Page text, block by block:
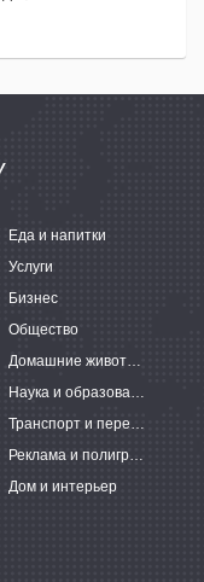
Еда и напитки
Услуги
Бизнес
Общество
Домашние животные
Наука и образование
Транспорт и перевозки
Реклама и полиграфия
Дом и интерьер